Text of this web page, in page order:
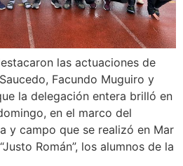
las actuaciones de
Facundo Muguiro y
la delegación entera brilló en
en el marco del
y campo que se realizó en Mar
Román”, los alumnos de la